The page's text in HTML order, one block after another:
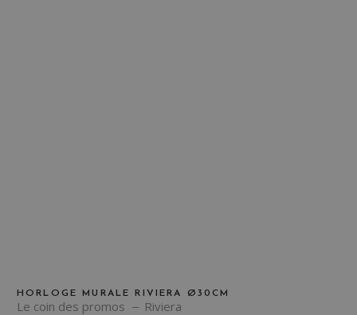
HORLOGE MURALE RIVIERA Ø30CM
Le coin des promos Riviera